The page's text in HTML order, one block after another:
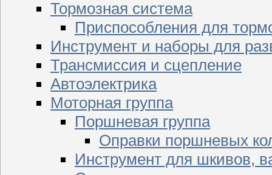
Тормозная система
Приспособления для
Инструмент и наборы для
Трансмиссия и сцепление
Автоэлектрика
Моторная группа
Поршневая группа
Оправки поршневых
Инструмент для шкивов,